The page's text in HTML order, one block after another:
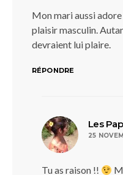
Mon mari aussi
plaisir masculin.
devraient lui plaire.
RÉPONDRE
Les
25
Tu as raison !!